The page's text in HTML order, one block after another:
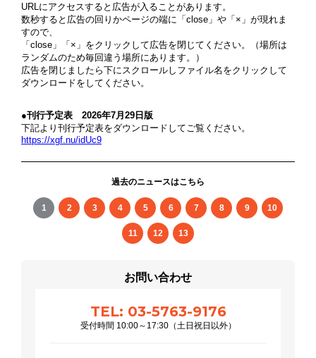
URLにアクセスすると広告が入ることがあります。
数秒すると広告の回りかページの端に「close」や「×」が現れま
すので、
「close」「×」をクリックして広告を閉じてください。（場所は
ランダムのため毎回違う場所にあります。）
広告を閉じましたら下にスクロールしファイル名をクリックして
ダウンロードをしてください。
●刊行予定表 2026年7月29日版
下記より刊行予定表をダウンロードしてご覧ください。
https://xgf.nu/idUc9
過去のニュースはこちら
1 2 3 4 5 6 7 8 9 10
11 12 13
お問い合わせ
TEL: 03-5763-9176
受付時間 10:00～17:30（土日祝日以外）